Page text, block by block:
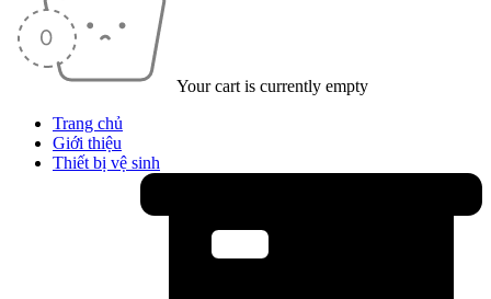
Your cart is currently empty
Trang chủ
Giới thiệu
Thiết bị vệ sinh